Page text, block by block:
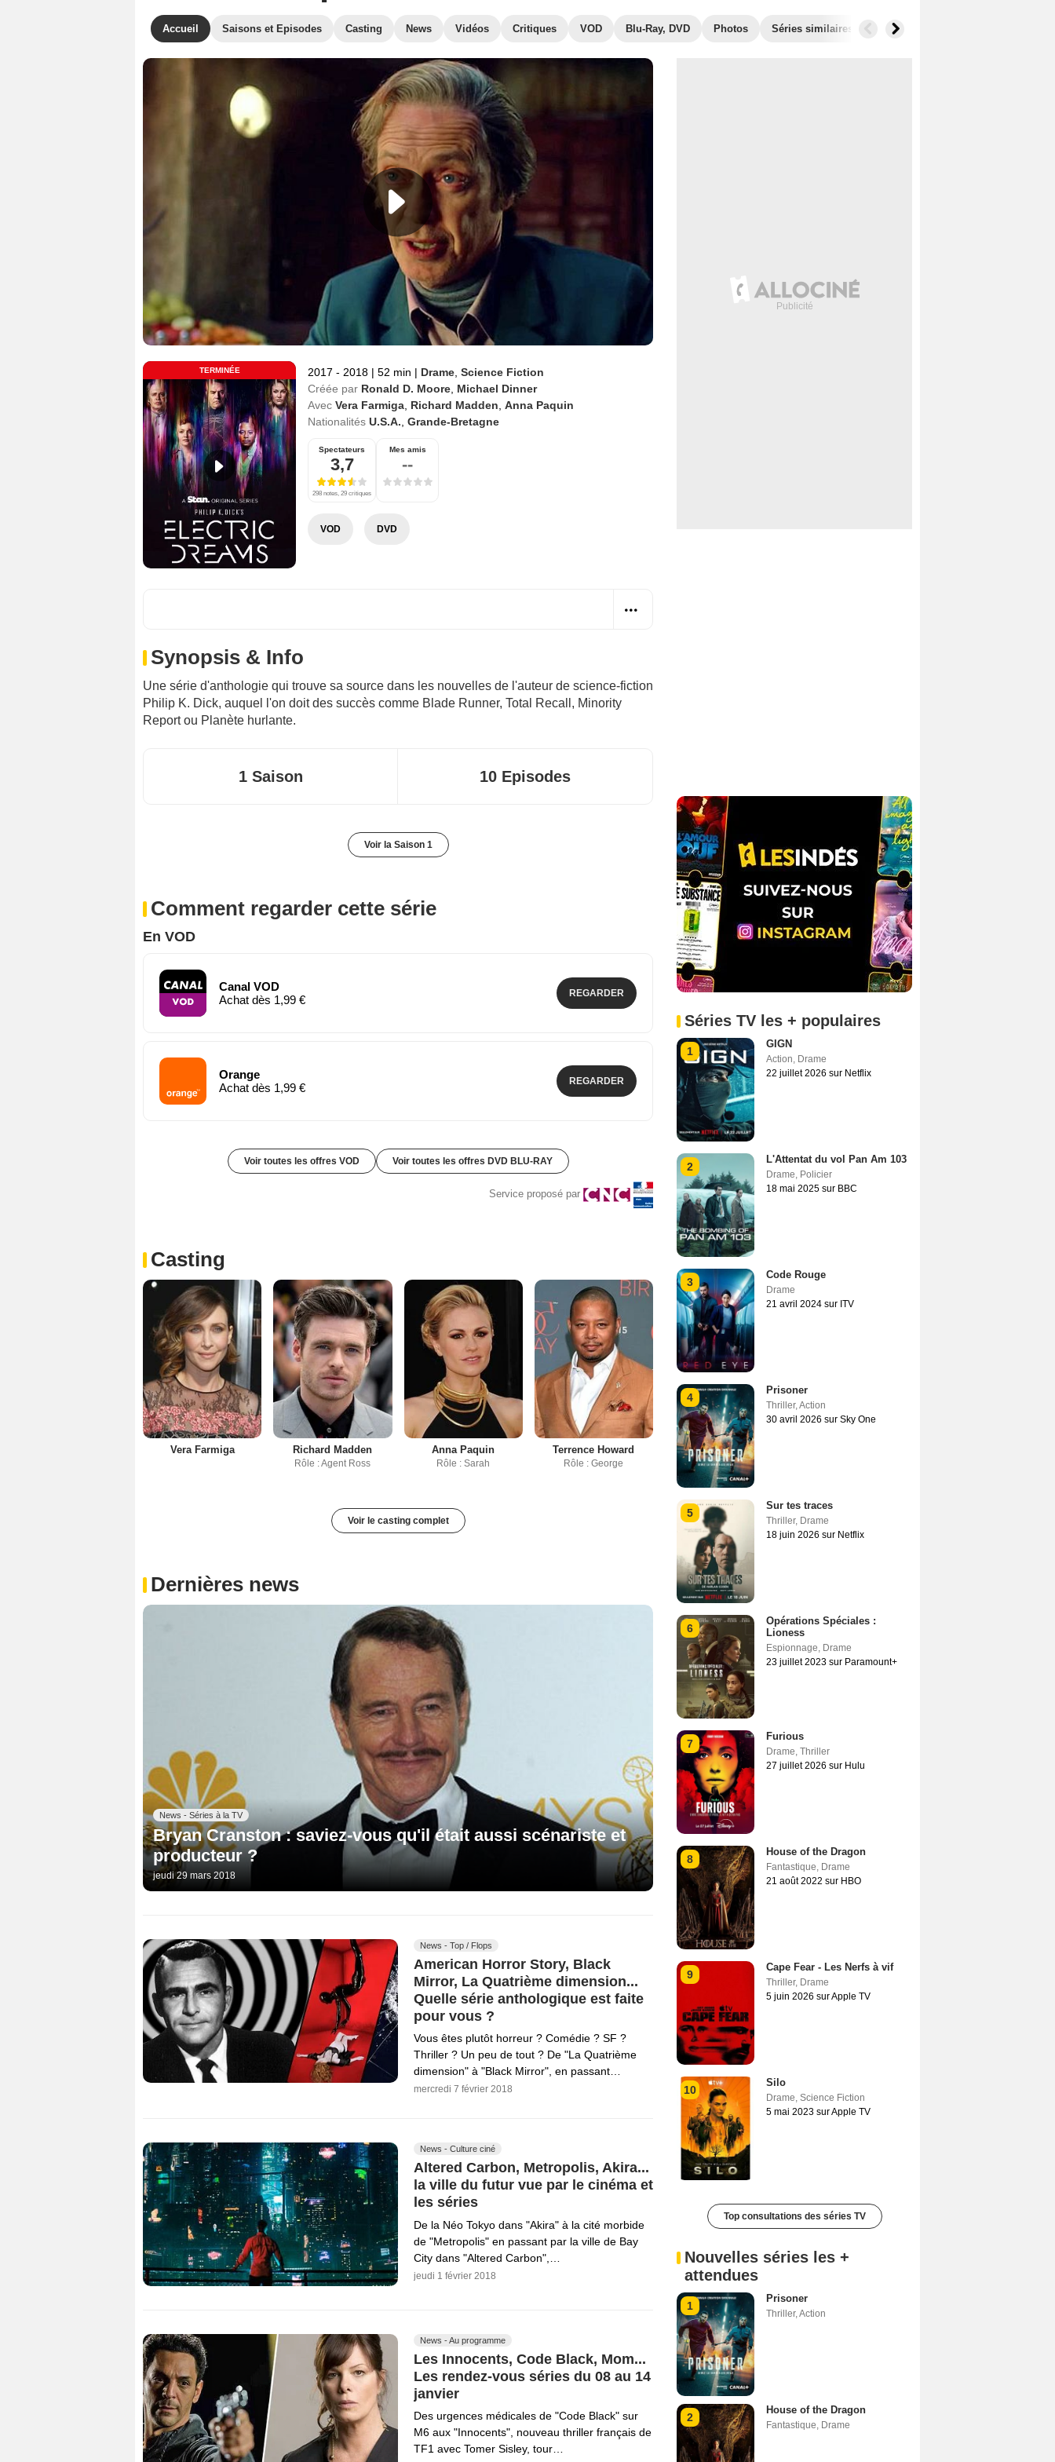
Accueil Saisons et Episodes Casting News Vidéos Critiques VOD Blu-Ray, DVD Photos Séries similaires
TERMINÉE 2017 - 2018 | 52 min | Drame Science Fiction
Créée par Ronald D. Moore Michael Dinner
Avec Vera Farmiga Richard Madden Anna Paquin
Nationalités U.S.A. Grande-Bretagne
Spectateurs
3,7
298 notes, 29 critiques
Mes amis
--
VOD DVD
Synopsis & Info
Une série d'anthologie qui trouve sa source dans les nouvelles de l'auteur de science-fiction
Philip K. Dick, auquel l'on doit des succès comme Blade Runner, Total Recall , Minority
Reportou Planète hurlante.
1 Saison 10 Episodes
Voir la Saison 1
Comment regarder cette série
En VOD
Canal VOD
Achat dès 1,99 €
REGARDER
Orange
Achat dès 1,99 €
REGARDER
Voir toutes les offres VOD Voir toutes les offres DVD BLU-RAY
Service proposé par
Casting
Vera Farmiga Richard Madden
Rôle : Agent Ross
Anna Paquin
Rôle : Sarah
Terrence Howard
Rôle : George
Voir le casting complet
Dernières news
News - Séries à la TV
Bryan Cranston : saviez-vous qu'il était aussi scénariste et
producteur ?
jeudi 29 mars 2018
News - Top / Flops
American Horror Story, Black
Mirror, La Quatrième dimension...
Quelle série anthologique est faite
pour vous ?
Vous êtes plutôt horreur ? Comédie ? SF ?
Thriller ? Un peu de tout ? De "La Quatrième
dimension" à "Black Mirror", en passant…
mercredi 7 février 2018
News - Culture ciné
Altered Carbon, Metropolis, Akira...
la ville du futur vue par le cinéma et
les séries
De la Néo Tokyo dans "Akira" à la cité morbide
de "Metropolis" en passant par la ville de Bay
City dans "Altered Carbon",…
jeudi 1 février 2018
News - Au programme
Les Innocents, Code Black, Mom...
Les rendez-vous séries du 08 au 14
janvier
Des urgences médicales de "Code Black" sur
M6 aux "Innocents", nouveau thriller français de
TF1 avec Tomer Sisley, tour…
Séries TV les + populaires
1
GIGN
Action, Drame
22 juillet 2026 sur Netflix
2
L'Attentat du vol Pan Am 103
Drame, Policier
18 mai 2025 sur BBC
3
Code Rouge
Drame
21 avril 2024 sur ITV
4
Prisoner
Thriller,Action
30 avril 2026 sur Sky One
5
Sur tes traces
Thriller, Drame
18 juin 2026 sur Netflix
6
Opérations Spéciales :
Lioness
Espionnage, Drame
23 juillet 2023 sur Paramount+
7
Furious
Drame, Thriller
27 juillet 2026 sur Hulu
8
House of the Dragon
Fantastique, Drame
21 août 2022 sur HBO
9
Cape Fear - Les Nerfs à vif
Thriller, Drame
5 juin 2026 sur Apple TV
10
Silo
Drame, Science Fiction
5 mai 2023 sur Apple TV
Top consultations des séries TV
Nouvelles séries les +
attendues
1
Prisoner
Thriller,Action
2
House of the Dragon
Fantastique, Drame